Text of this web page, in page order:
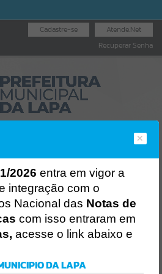
Atende.Net
Cadastre-se
Recuperar Senha
NOTA FISCAL
ELETRÔNICA
NOTA FISCAL
NACIONAL
2026 entra em vigor a
integração com o
Nacional das Notas de
com isso entraram em
acesse o link abaixo e
DA LAPA